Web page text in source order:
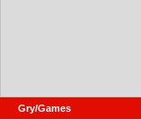
Gry/Games